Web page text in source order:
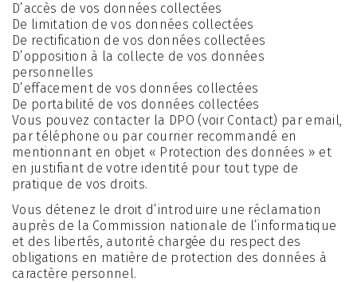
D’accès de vos données collectées
De limitation de vos données collectées
De rectification de vos données collectées
D’opposition à la collecte de vos données
personnelles
D’effacement de vos données collectées
De portabilité de vos données collectées
Vous pouvez contacter la DPO (voir Contact) par email,
par téléphone ou par courrier recommandé en
mentionnant en objet « Protection des données » et
en justifiant de votre identité pour tout type de
pratique de vos droits.
Vous détenez le droit d’introduire une réclamation
auprès de la Commission nationale de l’informatique
et des libertés, autorité chargée du respect des
obligations en matière de protection des données à
caractère personnel.